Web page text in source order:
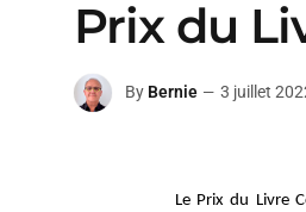
Prix du
By Bernie 3 juillet
Le Prix du Livre